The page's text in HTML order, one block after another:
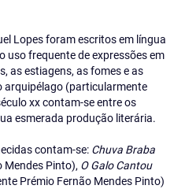
Lopes foram escritos em língua
uso frequente de expressões em
as estiagens, as fomes e as
arquipélago (particularmente
xx contam-se entre os
esmerada produção literária.
contam-se: Chuva Braba
Mendes Pinto), O Galo Cantou
Prémio Fernão Mendes Pinto)